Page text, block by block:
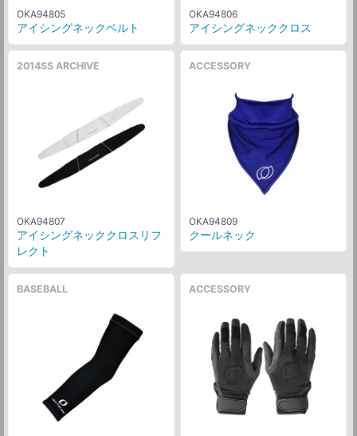
OKA94805
アイシングネックベルト
OKA94806
アイシングネッククロス
2014SS ARCHIVE
OKA94807
アイシングネッククロスリフ
レクト
ACCESSORY
OKA94809
クールネック
BASEBALL ACCESSORY